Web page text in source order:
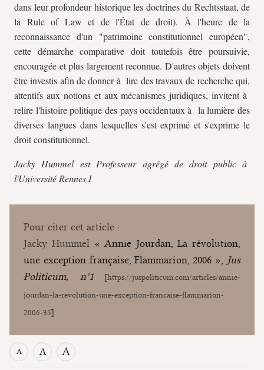
A A A
dans leur profondeur historique les doctrines du Rechtsstaat, de
la Rule of Law et de l'État de droit). À l'heure de la
reconnaissance d'un "patrimoine constitutionnel européen",
cette démarche comparative doit toutefois être poursuivie,
encouragée et plus largement reconnue. D'autres objets doivent
être investis afin de donner à lire des travaux de recherche qui,
attentifs aux notions et aux mécanismes juridiques, invitent à
relire l'histoire politique des pays occidentaux à la lumière des
diverses langues dans lesquelles s'est exprimé et s'exprime le
droit constitutionnel.
Jacky Hummel est Professeur agrégé de droit public à
l'Université Rennes I
Pour citer cet article :
Jacky Hummel « Annie Jourdan, La révolution,
une exception française, Flammarion, 2006 », Jus
Politicum, n°1[https://juspoliticum.com/articles/annie-
jourdan-la-revolution-une-exception-francaise-flammarion-
2006-35]